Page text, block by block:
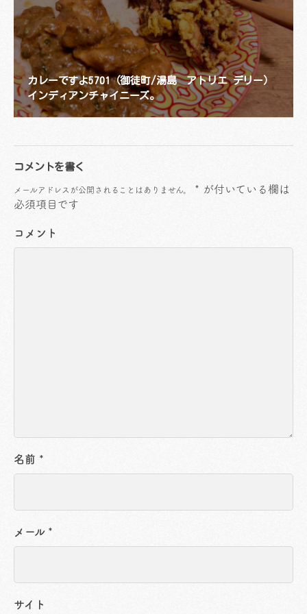
カレーですよ5701（御徒町/湯島 アトリエ デリー）
インディアンチャイニーズ。
コメントを書く
メールアドレスが公開されることはありません。 * が付いている欄は
必須項目です
コメント
名前 *
メール *
サイト